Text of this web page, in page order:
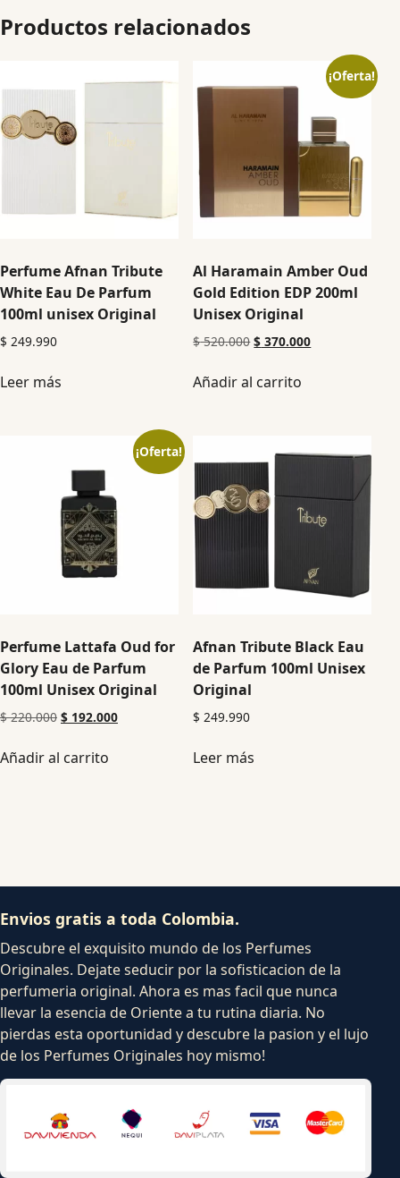
Productos relacionados
Perfume Afnan Tribute
White Eau De Parfum
100ml unisex Original
$ 249.990
Leer más
¡Oferta!
Al Haramain Amber Oud
Gold Edition EDP 200ml
Unisex Original
$520.000 $ 370.000
Añadir al carrito
¡Oferta!
Perfume Lattafa Oud for
Glory Eau de Parfum
100ml Unisex Original
$220.000 $ 192.000
Añadir al carrito
Afnan Tribute Black Eau
de Parfum 100ml Unisex
Original
$ 249.990
Leer más
Envios gratis a toda Colombia.
Descubre el exquisito mundo de los Perfumes
Originales. Dejate seducir por la sofisticacion de la
perfumeria original. Ahora es mas facil que nunca
llevar la esencia de Oriente a tu rutina diaria. No
pierdas esta oportunidad y descubre la pasion y el lujo
de los Perfumes Originales hoy mismo!